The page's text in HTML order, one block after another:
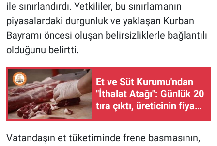
ile sınırlandırdı. Yetkililer, bu sınırlamanın
piyasalardaki durgunluk ve yaklaşan Kurban
Bayramı öncesi oluşan belirsizliklerle bağlantılı
olduğunu belirtti.
Et ve Süt Kurumu'ndan
"İthalat Atağı": Günlük 20
tıra çıktı, üreticinin fiyatı
çakıldı!
Vatandaşın et tüketiminde frene basmasının,